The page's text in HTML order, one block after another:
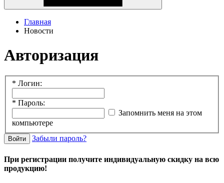
Главная
Новости
Авторизация
* Логин:
* Пароль:
Запомнить меня на этом
компьютере
Войти Забыли пароль?
При регистрации получите индивидуальную скидку на всю
продукцию!